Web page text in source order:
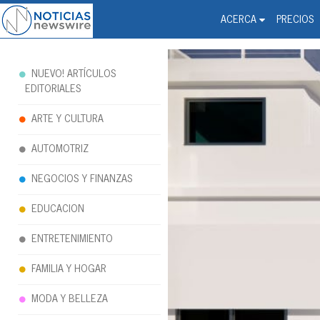
ACERCA PRECIOS
Noticias Newswire -
NUEVO! ARTÍCULOS
EDITORIALES
ARTE Y CULTURA
AUTOMOTRIZ
NEGOCIOS Y FINANZAS
EDUCACION
ENTRETENIMIENTO
FAMILIA Y HOGAR
MODA Y BELLEZA